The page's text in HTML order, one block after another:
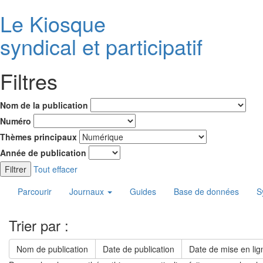
Le Kiosque
syndical et participatif
Filtres
Nom de la publication
Numéro
Thèmes principaux
Année de publication
Filtrer Tout effacer
Parcourir
Journaux Guides Base de données
Trier par :
Nom de publication Date de publication
Date de mise en